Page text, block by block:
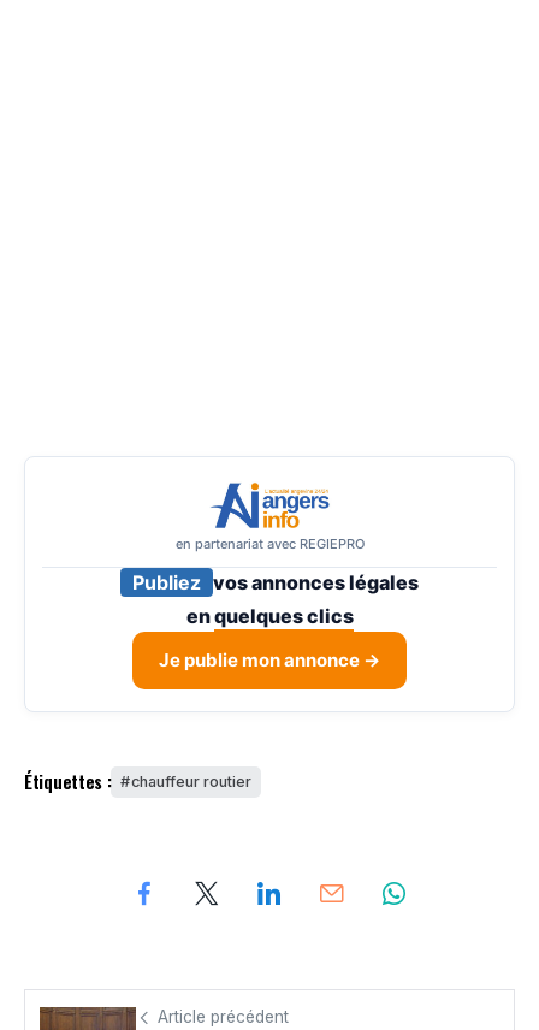
en partenariat avec REGIEPRO
Publiez vos annonces légales
enquelques clics
Je publie mon annonce →
Étiquettes : chauffeur routier
Article précédent